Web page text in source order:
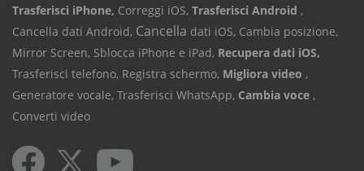
Trasferisci iPhone, Correggi iOS, Trasferisci Android ,
Cancella dati Android, Cancella dati iOS, Cambia posizione,
Mirror Screen, Sblocca iPhone e iPad, Recupera dati iOS,
Trasferisci telefono, Registra schermo, Migliora video ,
Generatore vocale, Trasferisci WhatsApp, Cambia voce ,
Converti video